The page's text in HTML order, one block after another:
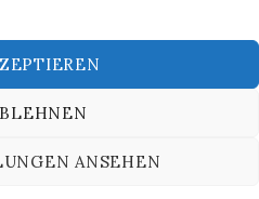
ANSEHEN
OUT @ BERLIN